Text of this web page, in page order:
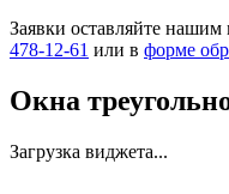
Заявки оставляйте
478-12-61 или в форме
Окна
Загрузка виджета...